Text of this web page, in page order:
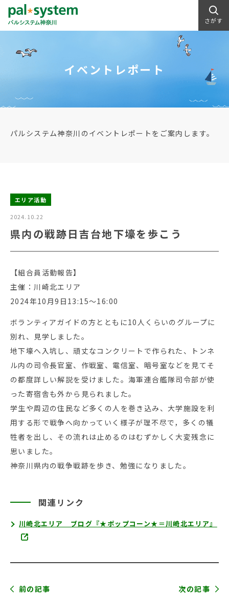
さがす
イベントレポート
パルシステム神奈川のイベントレポートをご案内します。
エリア活動
2024.10.22
県内の戦跡日吉台地下壕を歩こう
【組合員活動報告】
主催：川崎北エリア
2024年10月9日13:15～16:00
ボランティアガイドの方とともに10人くらいのグループに
別れ、見学しました。
地下壕へ入坑し、頑丈なコンクリートで作られた、トンネ
ル内の司令長官室、作戦室、電信室、暗号室などを見てそ
の都度詳しい解説を受けました。海軍連合艦隊司令部が使
った寄宿舎も外から見られました。
学生や周辺の住民など多くの人を巻き込み、大学施設を利
用する形で戦争へ向かっていく様子が理不尽で，多くの犠
牲者を出し、その流れは止めるのはむずかしく大変残念に
思いました。
神奈川県内の戦争戦跡を歩き、勉強になりました。
関連リンク
川崎北エリア ブログ『★ポップコーン★＝川崎北エリア』
前の記事 次の記事